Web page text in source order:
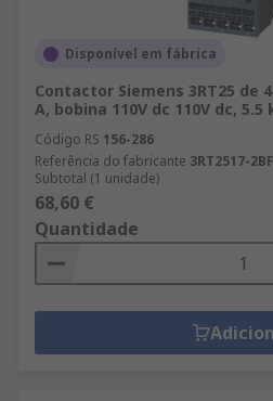
Disponível em fábrica
Contactor Siemens 3RT25 de
A, bobina 110V dc 110V dc, 5.5
Código RS 156-286
Referência do fabricante 3RT2517-
Subtotal (1 unidade)
68,60 €
Quantidade